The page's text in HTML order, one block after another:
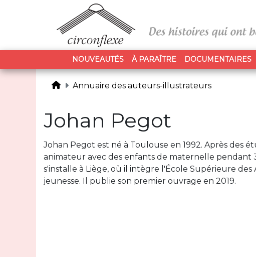
NOUVEAUTÉS À PARAÎTRE DOCUMENTAIRES
Annuaire des auteurs-illustrateurs
Johan Pegot
Johan Pegot est né à Toulouse en 1992. Après des
animateur avec des enfants de maternelle pendant
s'installe à Liège, où il intègre l'École Supérieure
jeunesse. Il publie son premier ouvrage en 2019.